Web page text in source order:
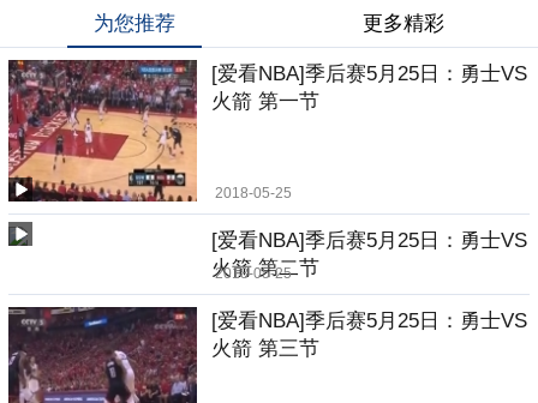
为您推荐 更多精彩
[爱看NBA]季后赛5月25日：勇士VS
火箭 第一节
2018-05-25
[爱看NBA]季后赛5月25日：勇士VS
火箭 第二节
2018-05-25
[爱看NBA]季后赛5月25日：勇士VS
火箭 第三节